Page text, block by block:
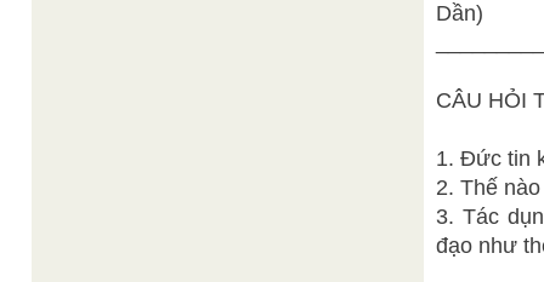
Dần)
CÂU HỎI
1. Đức tin
2. Thế
3. Tác
đạo như